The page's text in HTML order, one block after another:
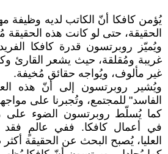
يُؤمن كافكا أنّ الكاتب لديه
الحقيقة، حتى لو كانت هذه الحقيقة
ويُميّز روبرتسون قدرة كافكا
غريبة ومُقلقة، حيث يشعر القارئ
غير مألوف، ويُواجه حقائق مُخيفة.
ويُشير روبرتسون إلى أنّ هذه
الفاسد" للمجتمع، وتُجبرنا على
كما يُسلّط روبرتسون الضوء على
في أعمال كافكا. ففي عالمٍ فقد
العليا، يُصبح البحث عن الحقيقة